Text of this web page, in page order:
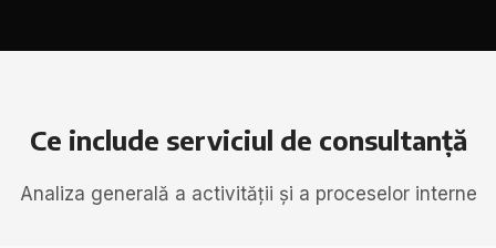
Ce include serviciul de consultanță
Analiza generală a activității și a proceselor interne